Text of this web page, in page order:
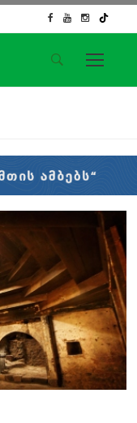
ქსელები